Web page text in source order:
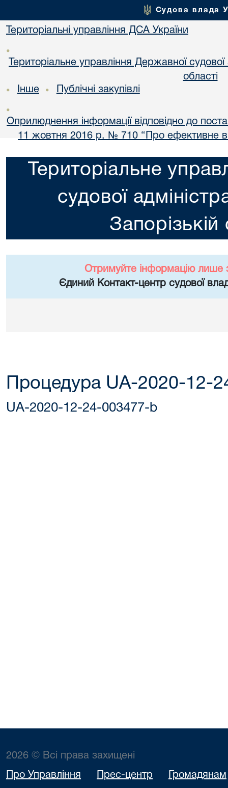
Судова влада
Територіальні управління ДСА України
•
Територіальне управління Державної судової
області
• Інше • Публічні закупівлі
•
Оприлюднення інформації відповідно до
11 жовтня 2016 р. № 710 “Про ефективне
Територіальне
судової
Запорізькій
Отримуйте інформацію лише
Єдиний Контакт-центр судової
Процедура UA-2020-12-
UA-2020-12-24-003477-b
2026 © Всі права захищені
Про Управління Прес-центр Громадянам